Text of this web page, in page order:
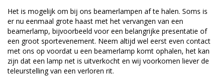
Het is mogelijk om bij ons beamerlampen af te halen. Soms is
er nu eenmaal grote haast met het vervangen van een
beamerlamp, bijvoorbeeld voor een belangrijke presentatie of
een groot sportevenement. Neem altijd wel eerst even contact
met ons op voordat u een beamerlamp komt ophalen, het kan
zijn dat een lamp net is uitverkocht en wij voorkomen liever de
teleurstelling van een verloren rit.